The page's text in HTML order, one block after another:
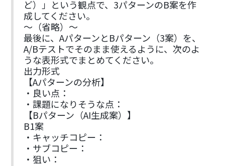
ど）」という観点で、3パターンのB案を作
成してください。
〜（省略）〜
最後に、AパターンとBパターン（3案）を、
A/Bテストでそのまま使えるように、次のよ
うな表形式でまとめてください。
出力形式
【Aパターンの分析】
・良い点：
・課題になりそうな点：
【Bパターン（AI生成案）】
B1案
・キャッチコピー：
・サブコピー：
・狙い：